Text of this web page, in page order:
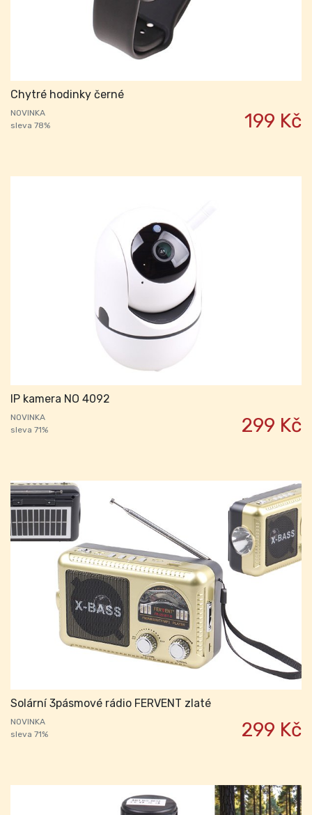
Chytré hodinky černé
NOVINKA
sleva 78%
199 Kč
IP kamera NO 4092
NOVINKA
sleva 71%
299 Kč
Solární 3pásmové rádio FERVENT zlaté
NOVINKA
sleva 71%
299 Kč